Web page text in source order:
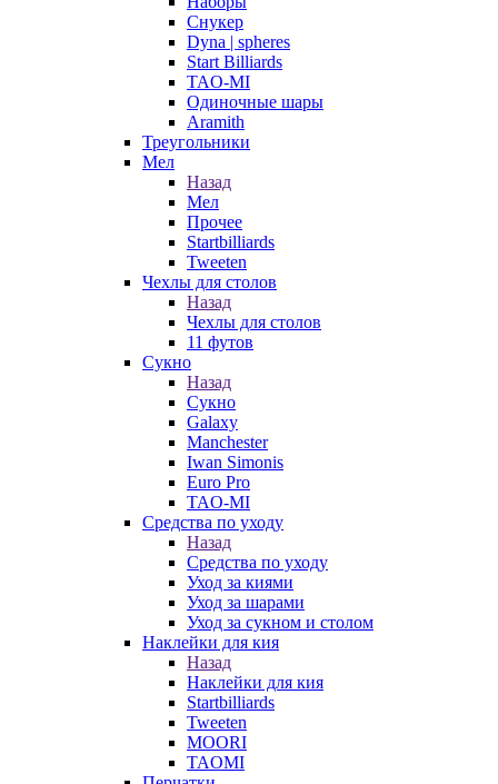
Снукер
Dyna | spheres
Start Billiards
TAO-MI
Одиночные шары
Aramith
Треугольники
Мел
Назад
Мел
Прочее
Startbilliards
Tweeten
Чехлы для столов
Назад
Чехлы для столов
11 футов
Сукно
Назад
Сукно
Galaxy
Manchester
Iwan Simonis
Euro Pro
TAO-MI
Средства по уходу
Назад
Средства по уходу
Уход за киями
Уход за шарами
Уход за сукном и столом
Наклейки для кия
Назад
Наклейки для кия
Startbilliards
Tweeten
MOORI
TAOMI